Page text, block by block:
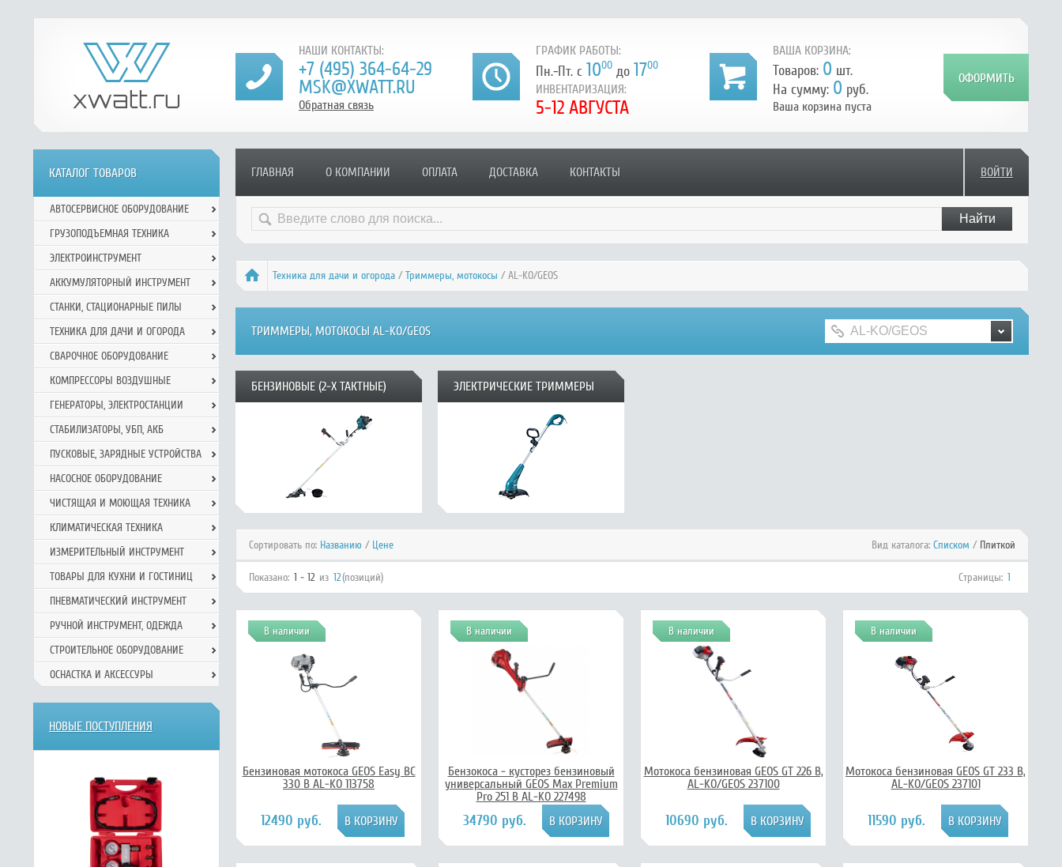
НАШИ КОНТАКТЫ:
+7 (495) 364-64-29
MSK@XWATT.RU
Обратная связь
ГРАФИК РАБОТЫ:
Пн.-Пт. с 1000 до 1700
ИНВЕНТАРИЗАЦИЯ:
5-12 АВГУСТА
ВАША КОРЗИНА:
Товаров: 0 шт.
На сумму: 0 руб.
Ваша корзина пуста
ГЛАВНАЯ О КОМПАНИИ ОПЛАТА ДОСТАВКА КОНТАКТЫ ВОЙТИ
Техника для дачи и огорода / Триммеры, мотокосы / AL-KO/GEOS
ТРИММЕРЫ, МОТОКОСЫ AL-KO/GEOS
БЕНЗИНОВЫЕ (2-Х ТАКТНЫЕ) ЭЛЕКТРИЧЕСКИЕ ТРИММЕРЫ
Сортировать по: Названию / Цене Вид каталога: Списком / Плиткой
Показано: 1 - 12 из 12(позиций) Страницы: 1
В наличии
Бензиновая мотокоса GEOS Easy BC
330 B AL-KO 113758
12490 руб.
В наличии
Бензокоса - кусторез бензиновый
универсальный GEOS Max Premium
Pro 251 B AL-KO 227498
34790 руб.
В наличии
Мотокоса бензиновая GEOS GT 226 B,
AL-KO/GEOS 237100
10690 руб.
В наличии
Мотокоса бензиновая GEOS GT 233 B,
AL-KO/GEOS 237101
11590 руб.
КАТАЛОГ ТОВАРОВ
АВТОСЕРВИСНОЕ ОБОРУДОВАНИЕ
ГРУЗОПОДЪЕМНАЯ ТЕХНИКА
ЭЛЕКТРОИНСТРУМЕНТ
АККУМУЛЯТОРНЫЙ ИНСТРУМЕНТ
СТАНКИ, СТАЦИОНАРНЫЕ ПИЛЫ
ТЕХНИКА ДЛЯ ДАЧИ И ОГОРОДА
СВАРОЧНОЕ ОБОРУДОВАНИЕ
КОМПРЕССОРЫ ВОЗДУШНЫЕ
ГЕНЕРАТОРЫ, ЭЛЕКТРОСТАНЦИИ
СТАБИЛИЗАТОРЫ, УБП, АКБ
ПУСКОВЫЕ, ЗАРЯДНЫЕ УСТРОЙСТВА
НАСОСНОЕ ОБОРУДОВАНИЕ
ЧИСТЯЩАЯ И МОЮЩАЯ ТЕХНИКА
КЛИМАТИЧЕСКАЯ ТЕХНИКА
ИЗМЕРИТЕЛЬНЫЙ ИНСТРУМЕНТ
ТОВАРЫ ДЛЯ КУХНИ И ГОСТИНИЦ
ПНЕВМАТИЧЕСКИЙ ИНСТРУМЕНТ
РУЧНОЙ ИНCТРУМЕНТ, ОДЕЖДА
СТРОИТЕЛЬНОЕ ОБОРУДОВАНИЕ
ОСНАСТКА И АКСЕССУРЫ
НОВЫЕ ПОСТУПЛЕНИЯ